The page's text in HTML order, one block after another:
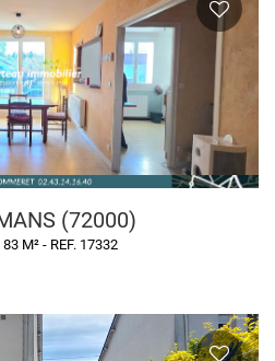
(72000)
M² - REF. 17332